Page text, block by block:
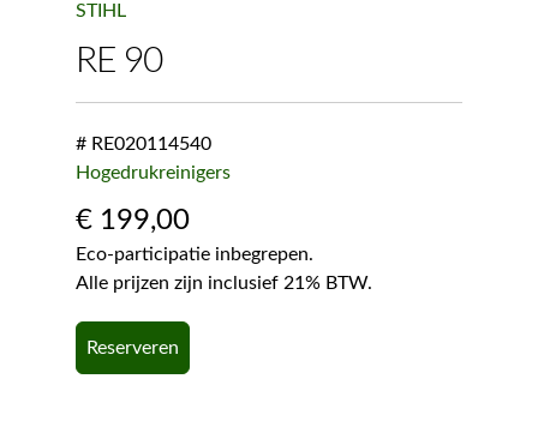
STIHL
RE 90
# RE020114540
Hogedrukreinigers
€199,00
Eco-participatie inbegrepen.
Alle prijzen zijn inclusief 21% BTW.
Reserveren